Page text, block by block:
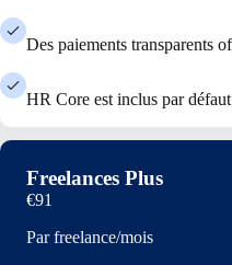
Des paiements transparents
HR Core est inclus par
Freelances Plus
€91
Par freelance/mois